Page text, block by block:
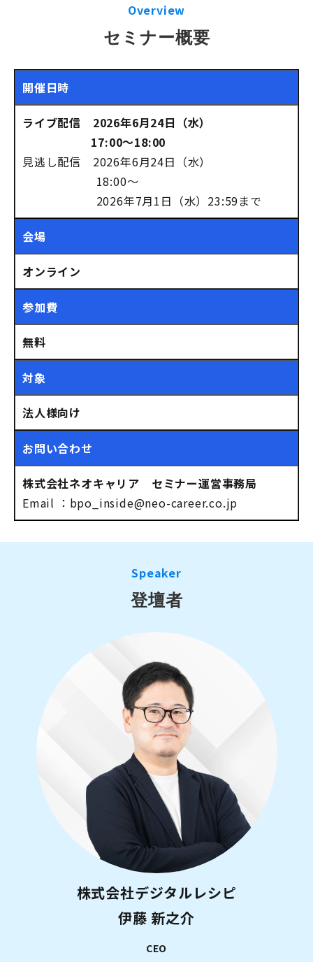
Overview
セミナー概要
開催日時
ライブ配信 2026年6月24日（水）
17:00～18:00
見逃し配信 2026年6月24日（水）
18:00～
2026年7月1日（水）23:59まで
会場
オンライン
参加費
無料
対象
法人様向け
お問い合わせ
株式会社ネオキャリア セミナー運営事務局
Email ： bpo_inside@neo-career.co.jp
Speaker
登壇者
株式会社デジタルレシピ
伊藤 新之介
CEO